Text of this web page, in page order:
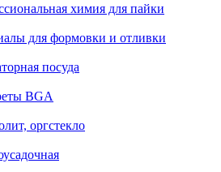
химия для пайки
для формовки и отливки
посуда
BGA
оргстекло